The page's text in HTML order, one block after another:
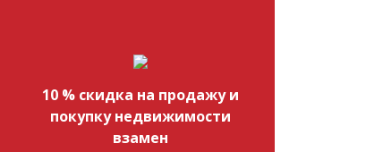
10 % скидка на продажу и
покупку недвижимости
взамен